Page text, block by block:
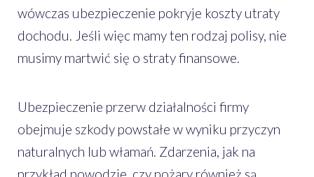
wówczas ubezpieczenie pokryje koszty utraty
dochodu. Jeśli więc mamy ten rodzaj polisy, nie
musimy martwić się o straty finansowe.
Ubezpieczenie przerw działalności firmy
obejmuje szkody powstałe w wyniku przyczyn
naturalnych lub włamań. Zdarzenia, jak na